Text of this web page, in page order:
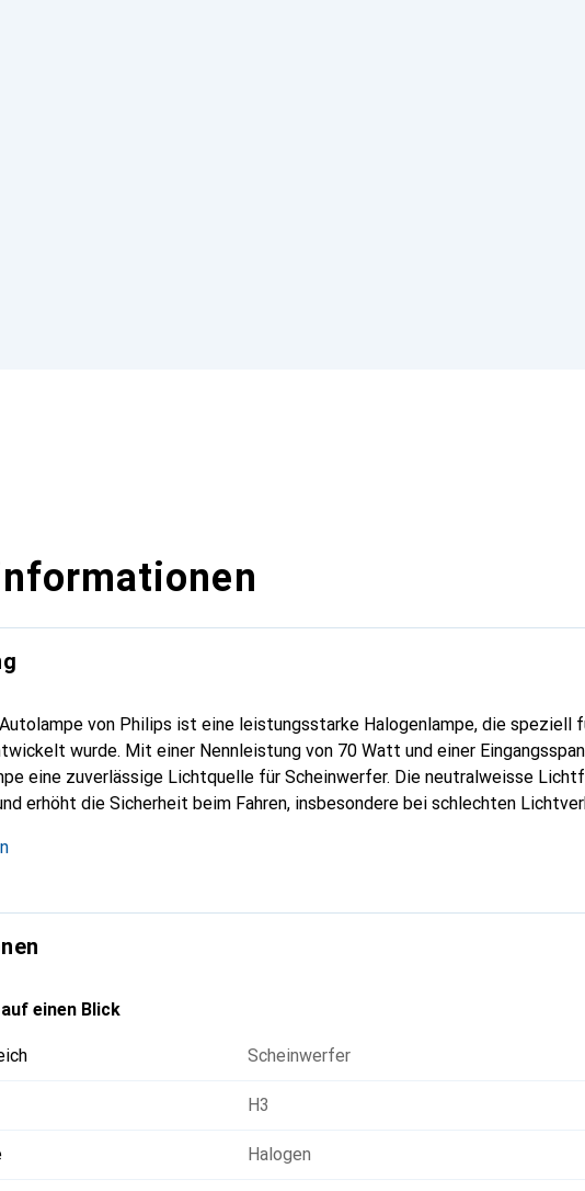
von Philips ist eine leistungsstarke Halogenlampe, die speziell
wurde. Mit einer Nennleistung von 70 Watt und einer
eine zuverlässige Lichtquelle für Scheinwerfer. Die neutralweisse
erhöht die Sicherheit beim Fahren, insbesondere bei schlechten
Umgebungen macht. Diese Lampe ist mit einer
und ist Teil der RE100-Initiative, was die umweltfreundliche
einen Blick
Scheinwerfer
H3
Halogen